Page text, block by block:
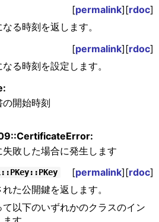
[permalink][rdoc]
る時刻を返します。
[permalink][rdoc]
る時刻を設定します。
の開始時刻
失敗した場合に発生します
[permalink][rdoc]
た公開鍵を返します。
以下のいずれかのクラスのイン